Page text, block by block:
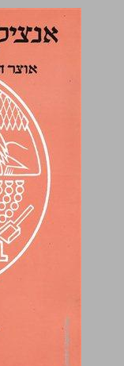
ג חבב-יתת ... 0